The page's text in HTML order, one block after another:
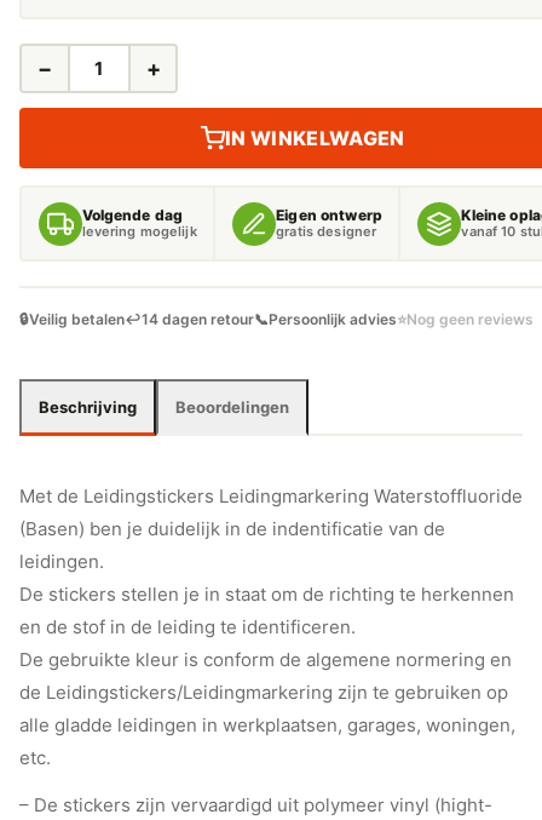
LEIDINGSTICKERS
WATERSTOFFLUORIDE
− +
IN WINKELWAGEN
Volgende dag
levering mogelijk
Eigen ontwerp
gratis designer
Kleine
vanaf 10
🔒Veilig betalen↩️14 dagen retour📞Persoonlijk advies⭐Nog geen reviews
Beschrijving Beoordelingen
Met de Leidingstickers Leidingmarkering Waterstoffluoride
(Basen) ben je duidelijk in de indentificatie van de
leidingen.
De stickers stellen je in staat om de richting te herkennen
en de stof in de leiding te identificeren.
De gebruikte kleur is conform de algemene normering en
de Leidingstickers/Leidingmarkering zijn te gebruiken op
alle gladde leidingen in werkplaatsen, garages, woningen,
etc.
– De stickers zijn vervaardigd uit polymeer vinyl (hight-